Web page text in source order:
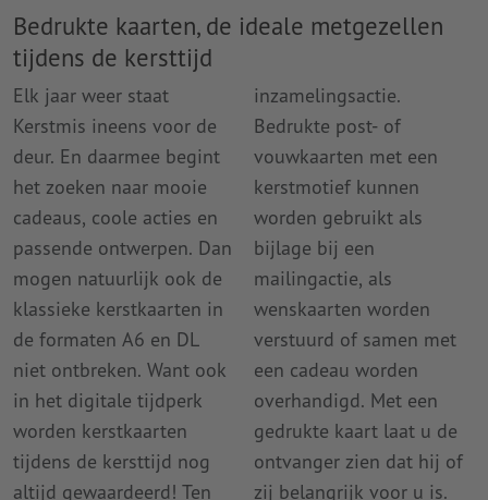
Bedrukte kaarten, de ideale metgezellen
tijdens de kersttijd
Elk jaar weer staat
Kerstmis ineens voor de
deur. En daarmee begint
het zoeken naar mooie
cadeaus, coole acties en
passende ontwerpen. Dan
mogen natuurlijk ook de
klassieke kerstkaarten in
de formaten A6 en DL
niet ontbreken. Want ook
in het digitale tijdperk
worden kerstkaarten
tijdens de kersttijd nog
altijd gewaardeerd! Ten
inzamelingsactie.
Bedrukte post- of
vouwkaarten met een
kerstmotief kunnen
worden gebruikt als
bijlage bij een
mailingactie, als
wenskaarten worden
verstuurd of samen met
een cadeau worden
overhandigd. Met een
gedrukte kaart laat u de
ontvanger zien dat hij of
zij belangrijk voor u is.